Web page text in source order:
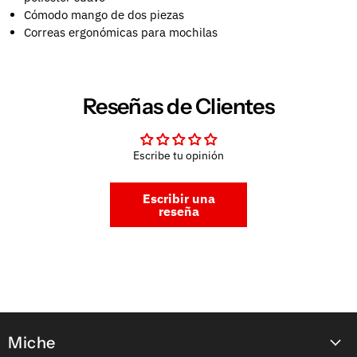
Cómodo mango de dos piezas
Correas ergonómicas para mochilas
Reseñas de Clientes
Escribe tu opinión
Escribir una
reseña
Miche